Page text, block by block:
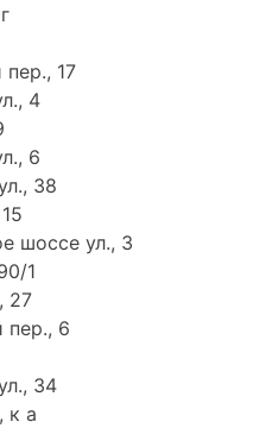
17
4
6
38
шоссе ул., 3
1
27
6
34
к а